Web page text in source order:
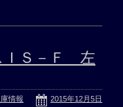
ＩＳ－Ｆ 左
2015年12月5日
情報